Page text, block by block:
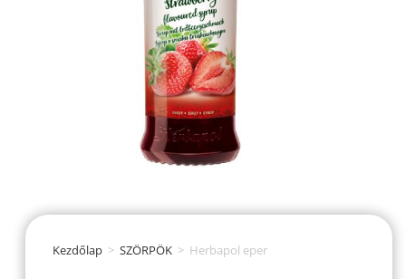
Kezdőlap > SZÖRPÖK > Herbapol eper